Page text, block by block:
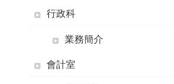
行政科
業務簡介
會計室